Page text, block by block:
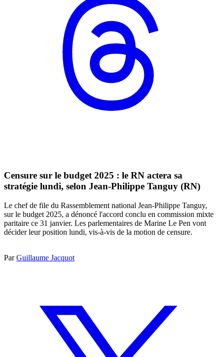
Censure sur le budget 2025 : le RN actera sa
stratégie lundi, selon Jean-Philippe Tanguy (RN)
Le chef de file du Rassemblement national Jean-Philippe Tanguy,
sur le budget 2025, a dénoncé l'accord conclu en commission mixte
paritaire ce 31 janvier. Les parlementaires de Marine Le Pen vont
décider leur position lundi, vis-à-vis de la motion de censure.
ParGuillaume Jacquot